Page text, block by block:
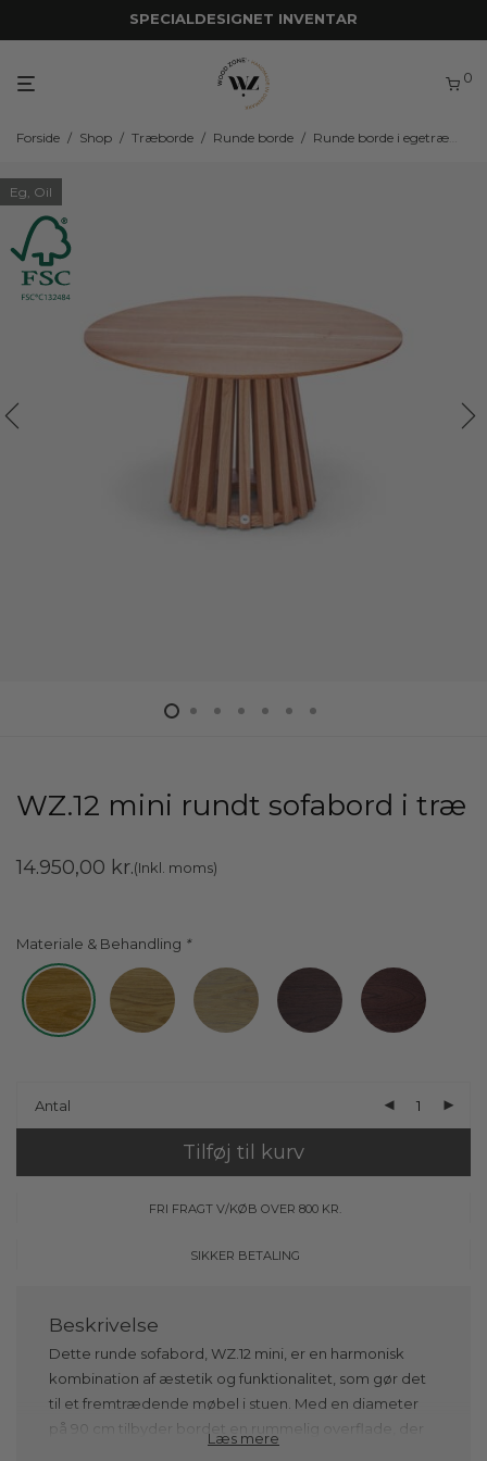
SPECIALDESIGNET INVENTAR
0
Forside / Shop / Træborde / Runde borde / Runde borde i egetræ
Eg, Oil
WZ.12 mini rundt sofabord i træ
14.950,00 kr.(Inkl. moms)
Materiale & Behandling
Antal
Tilføj til kurv
FRI FRAGT V/KØB OVER 800 KR.
SIKKER BETALING
Dette runde sofabord, WZ.12 mini, er en harmonisk
kombination af æstetik og funktionalitet, som gør det
til et fremtrædende møbel i stuen. Med en diameter
på 90 cm tilbyder bordet en rummelig overflade, der
Læs mere